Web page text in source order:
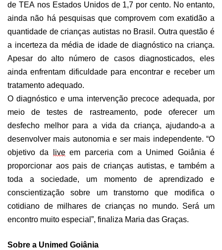
de TEA nos Estados Unidos de 1,7 por cento. No entanto,
ainda não há pesquisas que comprovem com exatidão a
quantidade de crianças autistas no Brasil. Outra questão é
a incerteza da média de idade de diagnóstico na criança.
Apesar do alto número de casos diagnosticados, eles
ainda enfrentam dificuldade para encontrar e receber um
tratamento adequado.
O diagnóstico e uma intervenção precoce adequada, por
meio de testes de rastreamento, pode oferecer um
desfecho melhor para a vida da criança, ajudando-a a
desenvolver mais autonomia e ser mais independente. “O
objetivo da
iveem parceria com a Unimed Goiânia é
proporcionar aos pais de crianças autistas, e também a
toda a sociedade, um momento de aprendizado e
conscientização sobre um transtorno que modifica o
cotidiano de milhares de crianças no mundo. Será um
encontro muito especial”, finaliza Maria das Graças.
Sobre a Unimed Goiânia